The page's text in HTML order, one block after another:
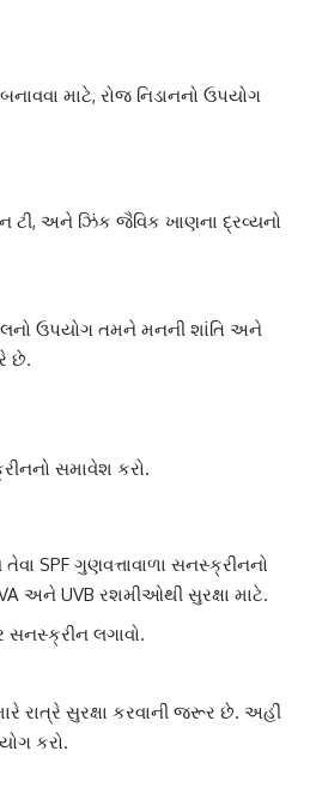
માટે, રોજ નિડાનનો ઉપયોગ
ટી, અને ઝિંક જૈવિક ખાણના દ્રવ્યનો
ઉપયોગ તમને મનની શાંતિ અને
છે.
સમાવેશ કરો.
SPF ગુણવત્તાવાળા સનસ્ક્રીનનો
અને UVB રશમીઓથી સુરક્ષા માટે.
સનસ્ક્રીન લગાવો.
રાત્રે સુરક્ષા કરવાની જરૂર છે. અહીં
કરો.